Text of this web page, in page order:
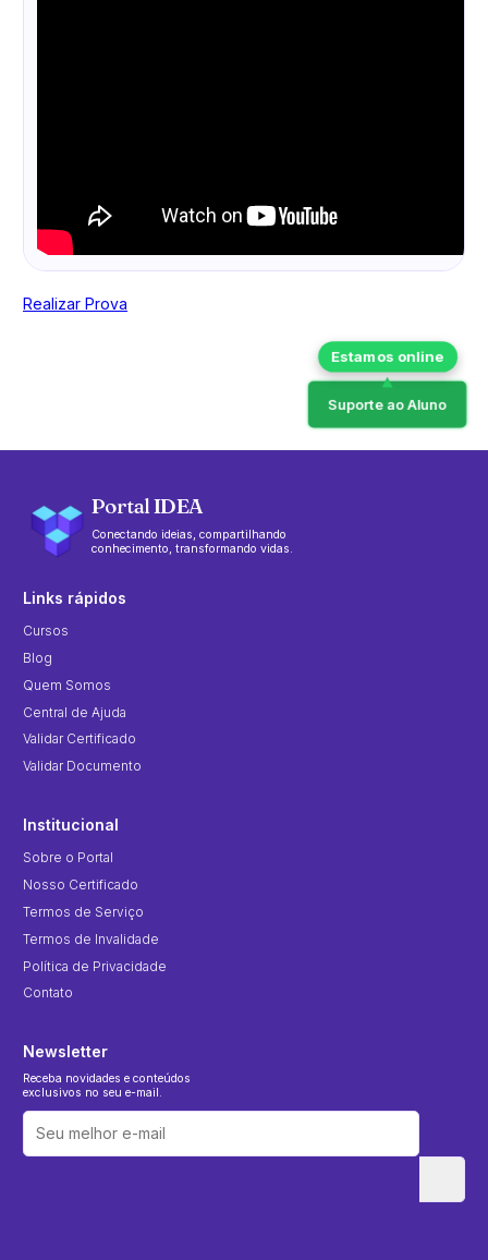
Realizar Prova
Suporte ao Aluno
Portal IDEA
Conectando ideias, compartilhando
conhecimento, transformando vidas.
Links rápidos
Cursos
Blog
Quem Somos
Central de Ajuda
Validar Certificado
Validar Documento
Institucional
Sobre o Portal
Nosso Certificado
Termos de Serviço
Termos de Invalidade
Política de Privacidade
Contato
Newsletter
Receba novidades e conteúdos
exclusivos no seu e-mail.